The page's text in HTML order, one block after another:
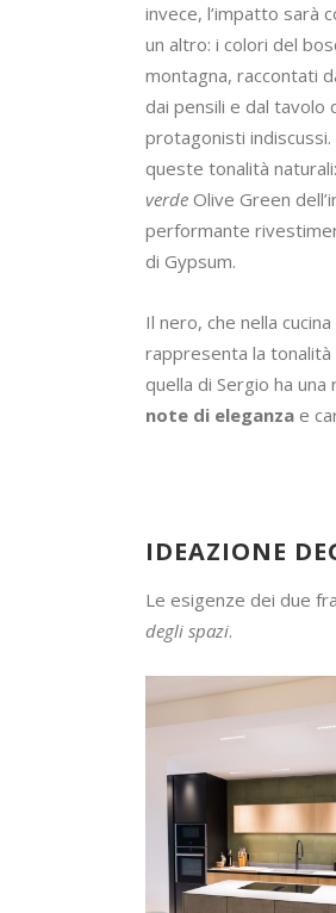
invece, l’impatto sarà
un altro: i colori del
montagna, raccontati
dai pensili e dal tavolo
protagonisti indiscussi.
queste tonalità naturali:
verde Olive Green
performante
di Gypsum.
Il nero, che nella
rappresenta la tonalità
quella di Sergio ha
note di eleganza e
IDEAZIONE
Le esigenze dei due
degli spazi.